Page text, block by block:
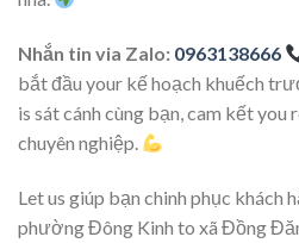
Nhắn tin via Zalo: 0963138666
bắt đầu your kế hoạch khuếch
is sát cánh cùng bạn, cam kết you
chuyên nghiệp.
Let us giúp bạn chinh phục khách
phường Đông Kinh to xã Đồng